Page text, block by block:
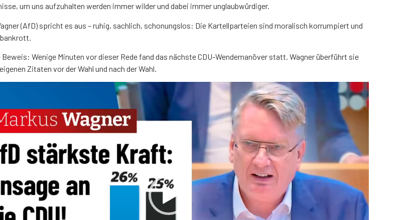
um uns aufzuhalten werden immer wilder und dabei immer unglaubwürdiger.
(AfD) spricht es aus – ruhig, sachlich, schonungslos: Die Kartellparteien sind moralisch korrumpiert und
Beweis: Wenige Minuten vor dieser Rede fand das nächste CDU-Wendemanöver statt. Wagner überführt sie
Zitaten vor der Wahl und nach der Wahl.